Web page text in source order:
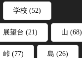
学校 (52)
展望台 (21) 山 (68)
峠 (77) 島 (26)